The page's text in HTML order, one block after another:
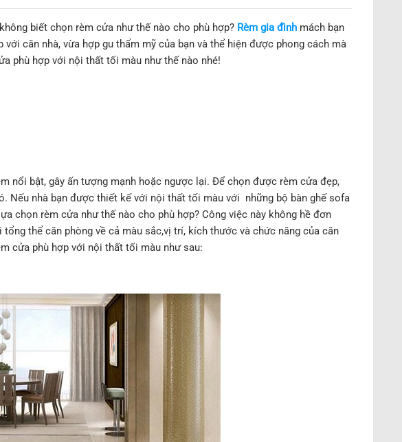
biết chọn rèm cửa như thế nào cho phù hợp? Rèm gia đình mách bạn
căn nhà, vừa hợp gu thẩm mỹ của bạn và thể hiện được phong cách mà
phù hợp với nội thất tối màu như thế nào nhé!
nổi bật, gây ấn tượng mạnh hoặc ngược lại. Để chọn được rèm cửa đẹp,
Nếu nhà bạn được thiết kế với nội thất tối màu với những bộ bàn ghế sofa
chọn rèm cửa như thế nào cho phù hợp? Công việc này không hề đơn
thể căn phòng về cả màu sắc,vị trí, kích thước và chức năng của căn
cửa phù hợp với nội thất tối màu như sau: